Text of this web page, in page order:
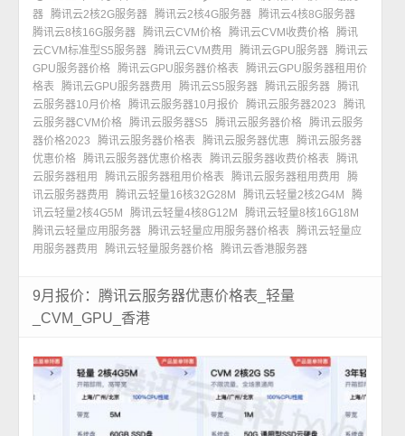
器 腾讯云2核2G服务器 腾讯云2核4G服务器 腾讯云4核8G服务器
腾讯云8核16G服务器 腾讯云CVM价格 腾讯云CVM收费价格 腾讯
云CVM标准型S5服务器 腾讯云CVM费用 腾讯云GPU服务器 腾讯云
GPU服务器价格 腾讯云GPU服务器价格表
腾讯云GPU服务器租用价
格表
腾讯云GPU服务器费用 腾讯云S5服务器 腾讯云服务器 腾讯
云服务器10月价格 腾讯云服务器10月报价 腾讯云服务器2023
腾讯
云服务器CVM价格 腾讯云服务器S5 腾讯云服务器价格 腾讯云服务
器价格2023
腾讯云服务器价格表 腾讯云服务器优惠
腾讯云服务器
优惠价格 腾讯云服务器优惠价格表 腾讯云服务器收费价格表
腾讯
云服务器租用
腾讯云服务器租用价格表 腾讯云服务器租用费用
腾
讯云服务器费用
腾讯云轻量16核32G28M 腾讯云轻量2核2G4M
腾
讯云轻量2核4G5M
腾讯云轻量4核8G12M
腾讯云轻量8核16G18M
腾讯云轻量应用服务器 腾讯云轻量应用服务器价格表
腾讯云轻量应
用服务器费用
腾讯云轻量服务器价格 腾讯云香港服务器
9月报价：腾讯云服务器优惠价格表_轻量
_CVM_GPU_香港